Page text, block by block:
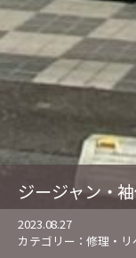
ジージャン・
2023.08.27
カテゴリー：修理・リ